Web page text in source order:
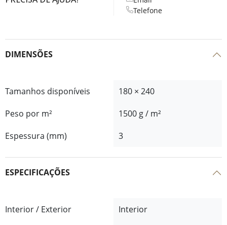
Telefone
DIMENSÕES
Tamanhos disponíveis
180 × 240
Peso por m²
1500 g / m²
Espessura (mm)
3
ESPECIFICAÇÕES
Interior / Exterior Interior